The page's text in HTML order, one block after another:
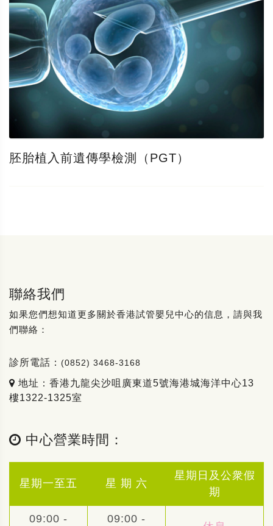
胚胎植入前遺傳學檢測（PGT）
聯絡我們
如果您們想知道更多關於香港試管嬰兒中心的信息，請與我
們聯絡：
診所電話： (0852) 3468-3168
地址：香港九龍尖沙咀廣東道5號海港城海洋中心13
樓1322-1325室
中心營業時間：
星期一至五 星 期 六
星期日及公衆假
期
09:00 - 09:00 -